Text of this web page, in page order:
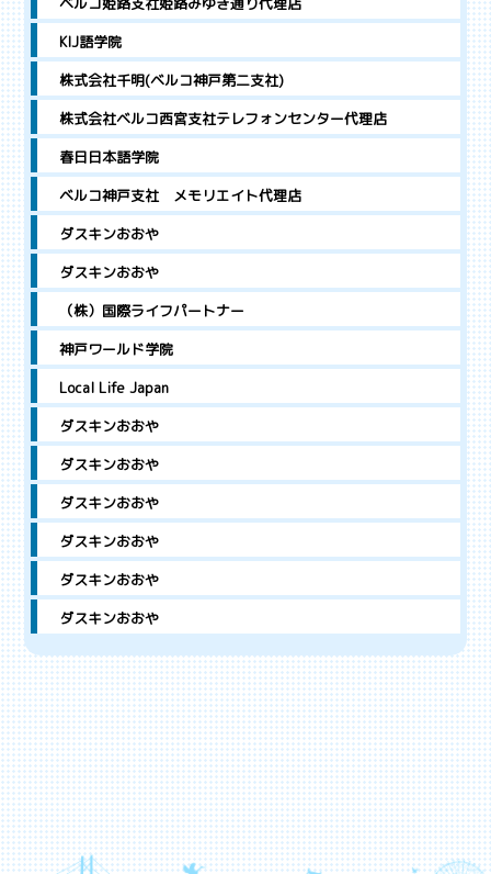
KIJ語学院
株式会社千明(ベルコ神戸第二支社)
株式会社ベルコ西宮支社テレフォンセンター代理店
春日日本語学院
ベルコ神戸支社 メモリエイト代理店
ダスキンおおや
ダスキンおおや
（株）国際ライフパートナー
神戸ワールド学院
Local Life Japan
ダスキンおおや
ダスキンおおや
ダスキンおおや
ダスキンおおや
ダスキンおおや
ダスキンおおや